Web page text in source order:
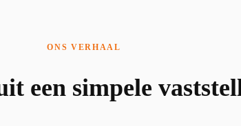
ONS VERHAAL
een simpele